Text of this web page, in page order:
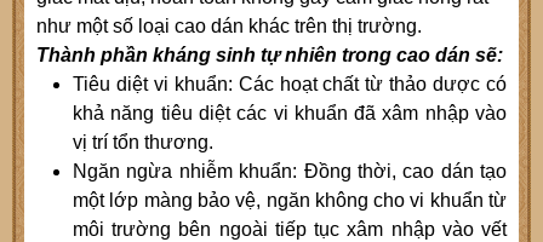
như một số loại cao dán khác trên thị trường.
Thành phần kháng sinh tự nhiên trong cao dán sẽ:
Tiêu diệt vi khuẩn: Các hoạt chất từ thảo dược có
khả năng tiêu diệt các vi khuẩn đã xâm nhập vào
vị trí tổn thương.
Ngăn ngừa nhiễm khuẩn: Đồng thời, cao dán tạo
một lớp màng bảo vệ, ngăn không cho vi khuẩn từ
môi trường bên ngoài tiếp tục xâm nhập vào vết